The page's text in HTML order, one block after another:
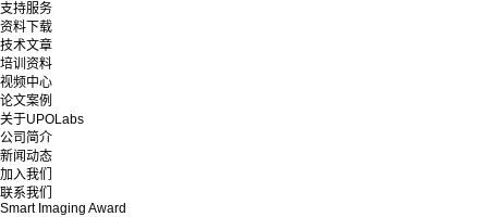
支持服务
资料下载
技术文章
培训资料
视频中心
论文案例
关于UPOLabs
公司简介
新闻动态
加入我们
联系我们
Smart Imaging Award